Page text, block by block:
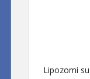
Lipozomi